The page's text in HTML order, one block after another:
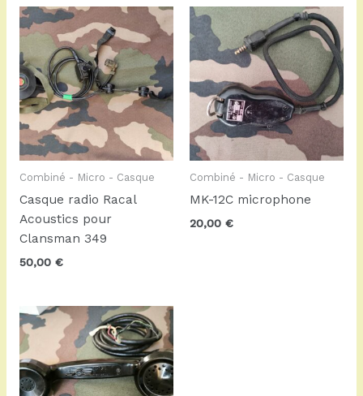
Combiné - Micro - Casque
Casque radio Racal
Acoustics pour
Clansman 349
50,00 €
Combiné - Micro - Casque
MK-12C microphone
20,00 €